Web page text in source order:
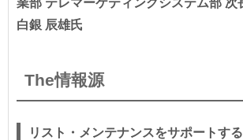
業部 テレマーケティングシステム部 次
白銀 辰雄氏
The情報源
リスト・メンテナンスをサポートす